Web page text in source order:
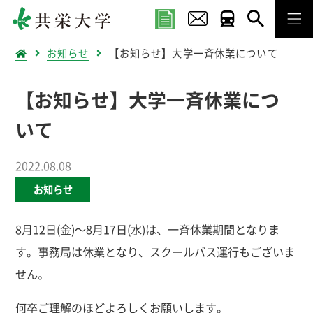
お知らせ 【お知らせ】大学一斉休業について
【お知らせ】大学一斉休業につ
いて
2022.08.08
お知らせ
8月12日(金)～8月17日(水)は、一斉休業期間となりま
す。事務局は休業となり、スクールバス運行もございま
せん。
何卒ご理解のほどよろしくお願いします。